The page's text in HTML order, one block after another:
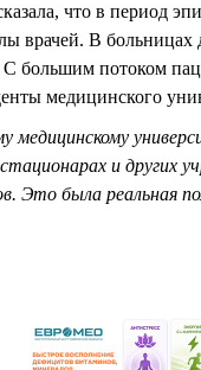
что в период
врачей. В больницах
большим потоком
медицинского
и других
Это была реальная